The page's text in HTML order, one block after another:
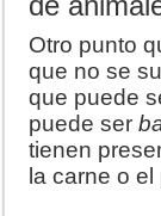
Otro punto
que no se
que puede
puede ser
tienen
la carne o